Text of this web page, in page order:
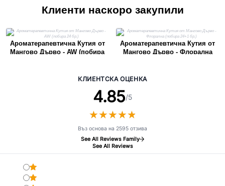
Клиенти наскоро закупили
Ароматерапевтична Кутия от
Мангово Дърво - AW (побира
Ароматерапевтична Кутия от
Мангово Дърво - Флорална
КЛИЕНТСКА ОЦЕНКА
4.85/5
★★★★★
★★★★★
Въз основа на 2595 отзива
See All Reviews Family
See All Reviews